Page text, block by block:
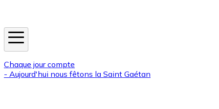
Chaque jour compte
- Aujourd'hui nous fêtons la Saint Gaétan